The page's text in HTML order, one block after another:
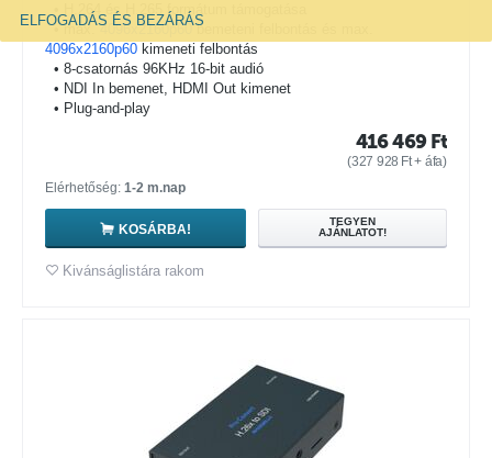
ELFOGADÁS ÉS BEZÁRÁS
• H.264 és H.265 formátum támogatása
• max.4096x2160p60 bemeteni felbontás és max.
4096x2160p60 kimeneti felbontás
• 8-csatornás 96KHz 16-bit audió
• NDI In bemenet, HDMI Out kimenet
• Plug-and-play
416 469 Ft
(327 928 Ft+ áfa)
Elérhetőség: 1-2 m.nap
KOSÁRBA!
TEGYEN
AJÁNLATOT!
Kivánságlistára rakom